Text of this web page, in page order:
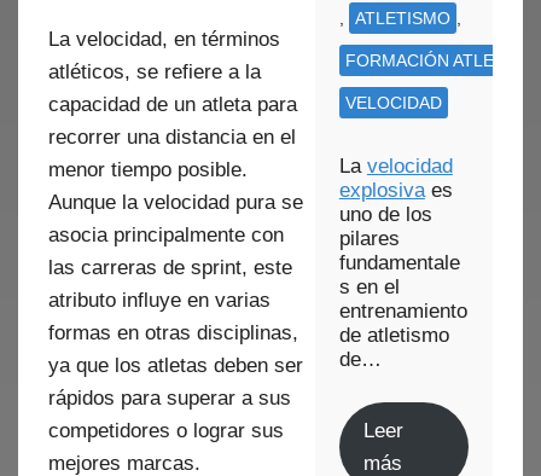
La velocidad, en términos
atléticos, se refiere a la
capacidad de un atleta para
recorrer una distancia en el
menor tiempo posible.
Aunque la velocidad pura se
asocia principalmente con
las carreras de sprint, este
atributo influye en varias
formas en otras disciplinas,
ya que los atletas deben ser
rápidos para superar a sus
competidores o lograr sus
mejores marcas.
ATLETISMO
FORMACIÓN
VELOCIDAD
La velocidad
explosivaes
uno de los
pilares
fundamentale
s en el
entrenamiento
de atletismo
de…
Leer
más